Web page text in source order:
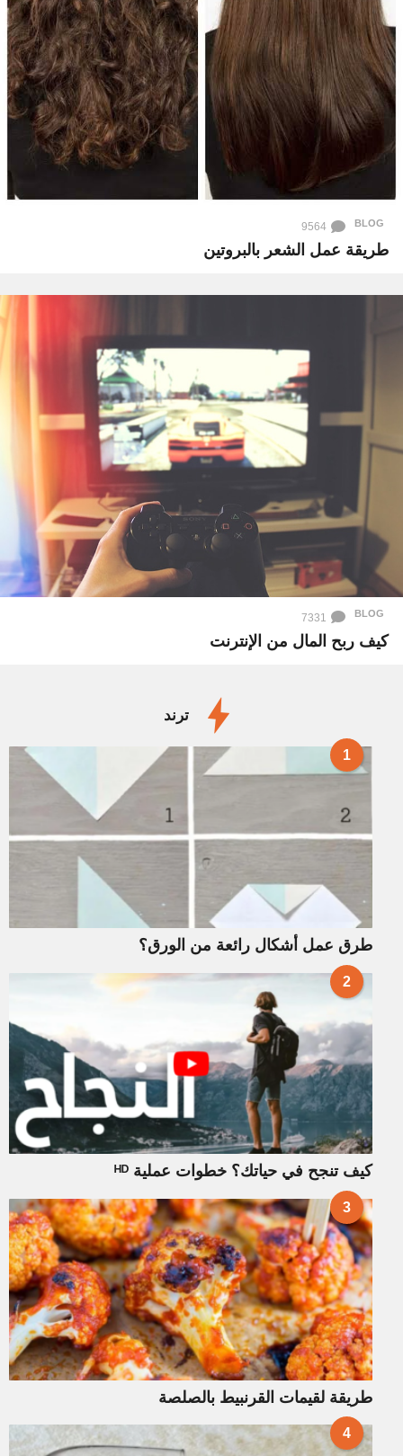
BLOG
9564
طريقة عمل الشعر بالبروتين
BLOG
7331
كيف ربح المال من الإنترنت
ترند
1
طرق عمل أشكال رائعة من الورق؟
2
كيف تنجح في حياتك؟ خطوات عملية ᴴᴰ
3
طريقة لقيمات القرنبيط بالصلصة
4